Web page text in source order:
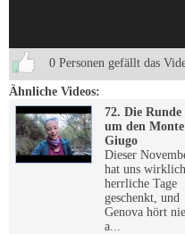
0 Personen gefällt das
Ähnliche Videos:
72. Die Runde
um den Monte
Giugo
Dieser
hat uns wirklich
herrliche Tage
geschenkt, und
Genova hört nie
a...